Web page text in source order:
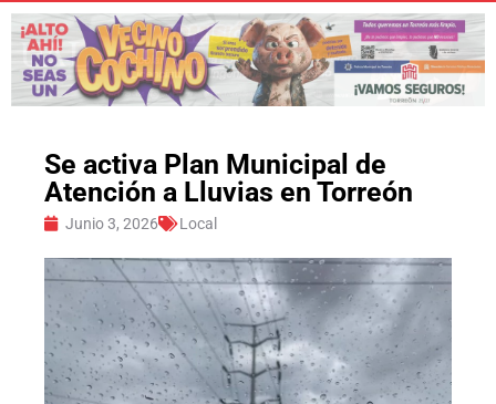
Se activa Plan Municipal de
Atención a Lluvias en Torreón
Junio 3, 2026 Local